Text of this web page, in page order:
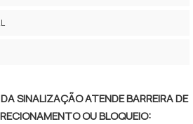
SINALIZAÇÃO ATENDE BARREIRA DE
OU BLOQUEIO: